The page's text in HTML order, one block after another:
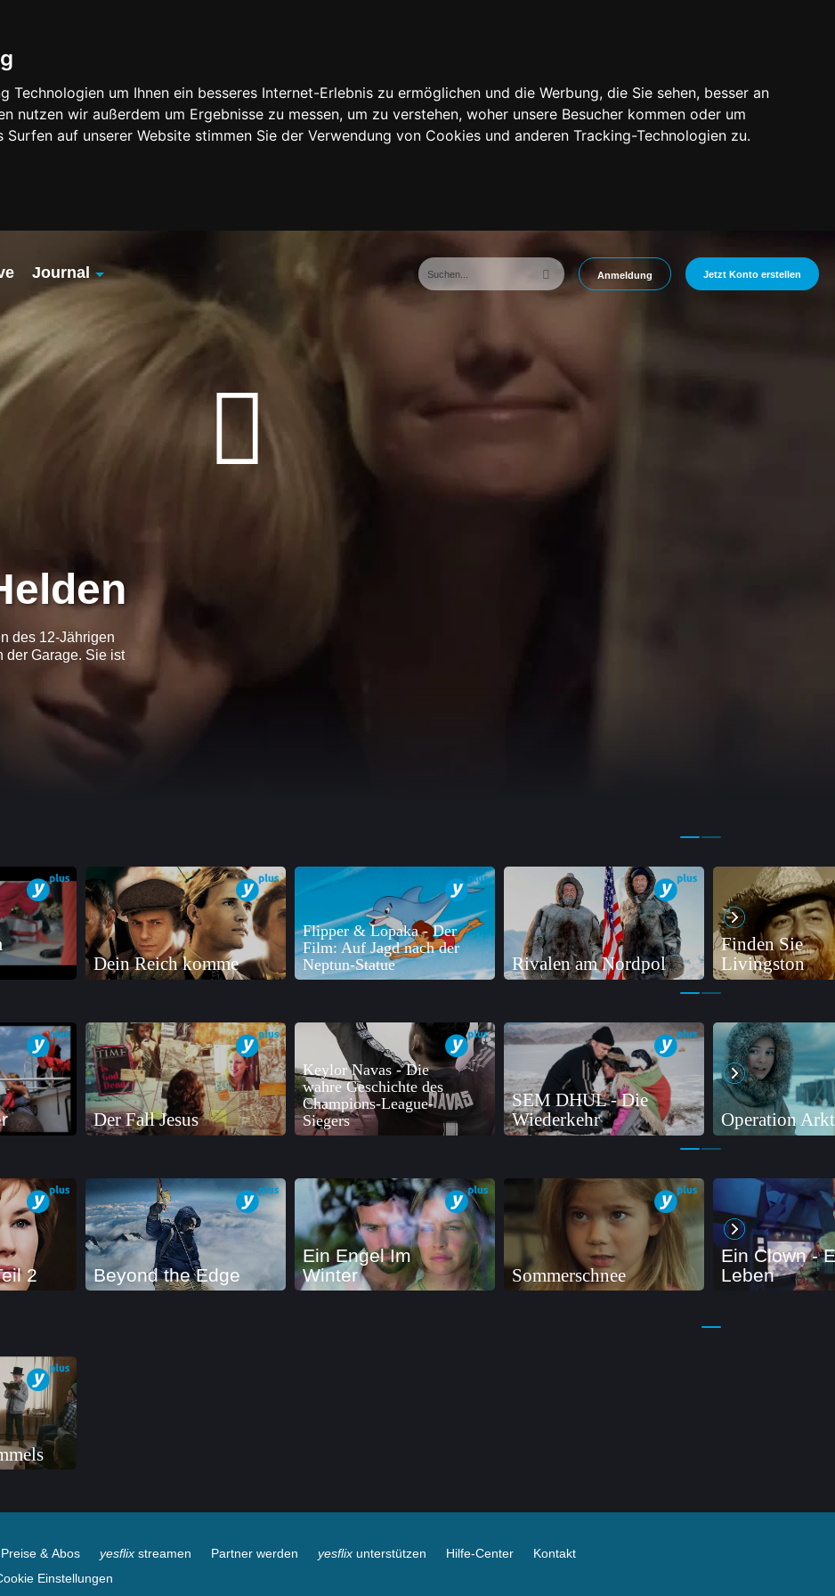
Technologien um Ihnen ein besseres Internet-Erlebnis zu ermöglichen und die Werbung, die Sie sehen, besser an
nutzen wir außerdem um Ergebnisse zu messen, um zu verstehen, woher unsere Besucher kommen oder um
auf unserer Website stimmen Sie der Verwendung von Cookies und anderen Tracking-Technologien zu.
Journal
Übersicht
Anmeldung Jetzt Konto erstellen
des 12-Jährigen
der Garage. Sie ist
Dein Reich komme
Flipper & Lopaka - Der
Film: Auf Jagd nach der
Neptun-Statue
Rivalen am Nordpol
Finden Sie
Livingston
Der Fall Jesus
Keylor Navas - Die
wahre Geschichte des
Champions-League-
Siegers
SEM DHUL - Die
Wiederkehr
Operation
2 Beyond the Edge
Ein Engel Im
Winter
Sommerschnee
Ein Clown -
Leben
Preise & Abos yesflix streamen Partner werden yesflix unterstützen Hilfe-Center
Kontakt
Einstellungen